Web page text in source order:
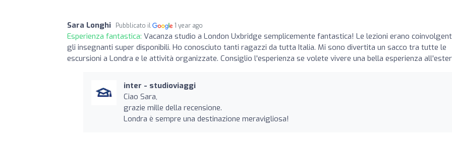
Sara Longhi Pubblicato il 1 year ago
Esperienza fantastica: Vacanza studio a London Uxbridge semplicemente fantastica! Le lezioni erano
gli insegnanti super disponibili. Ho conosciuto tanti ragazzi da tutta Italia. Mi sono divertita un sacco tra tutte le
escursioni a Londra e le attività organizzate. Consiglio l'esperienza se volete vivere una bella esperienza
inter - studioviaggi
Ciao Sara,
grazie mille della recensione.
Londra è sempre una destinazione meravigliosa!